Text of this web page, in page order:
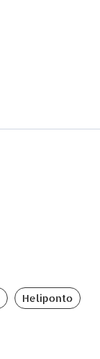
Heliponto